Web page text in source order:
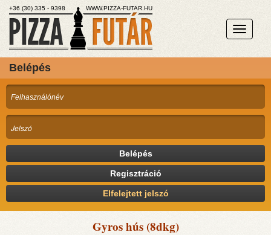
+36 (30) 335 - 9398 WWW.PIZZA-FUTAR.HU
Belépés
Belépés
Regisztráció
Elfelejtett jelszó
Gyros hús (8dkg)